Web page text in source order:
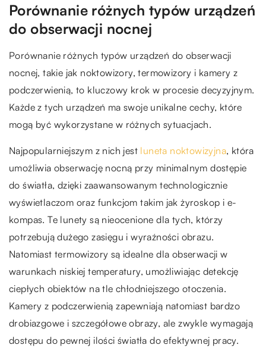
Porównanie różnych typów urządzeń
do obserwacji nocnej
Porównanie różnych typów urządzeń do obserwacji
nocnej, takie jak noktowizory, termowizory i kamery z
podczerwienią, to kluczowy krok w procesie decyzyjnym.
Każde z tych urządzeń ma swoje unikalne cechy, które
mogą być wykorzystane w różnych sytuacjach.
Najpopularniejszym z nich jest luneta noktowizyjna, która
umożliwia obserwację nocną przy minimalnym dostępie
do światła, dzięki zaawansowanym technologicznie
wyświetlaczom oraz funkcjom takim jak żyroskop i e-
kompas. Te lunety są nieocenione dla tych, którzy
potrzebują dużego zasięgu i wyraźności obrazu.
Natomiast termowizory są idealne dla obserwacji w
warunkach niskiej temperatury, umożliwiając detekcję
ciepłych obiektów na tle chłodniejszego otoczenia.
Kamery z podczerwienią zapewniają natomiast bardzo
drobiazgowe i szczegółowe obrazy, ale zwykle wymagają
dostępu do pewnej ilości światła do efektywnej pracy.